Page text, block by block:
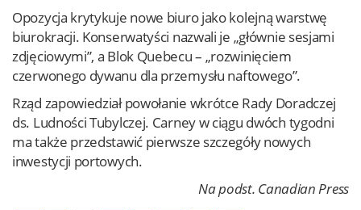
Opozycja krytykuje nowe biuro jako kolejną warstwę
biurokracji. Konserwatyści nazwali je „głównie sesjami
zdjęciowymi”, a Blok Quebecu – „rozwinięciem
czerwonego dywanu dla przemysłu naftowego”.
Rząd zapowiedział powołanie wkrótce Rady Doradczej
ds. Ludności Tubylczej. Carney w ciągu dwóch tygodni
ma także przedstawić pierwsze szczegóły nowych
inwestycji portowych.
Na podst. Canadian Press